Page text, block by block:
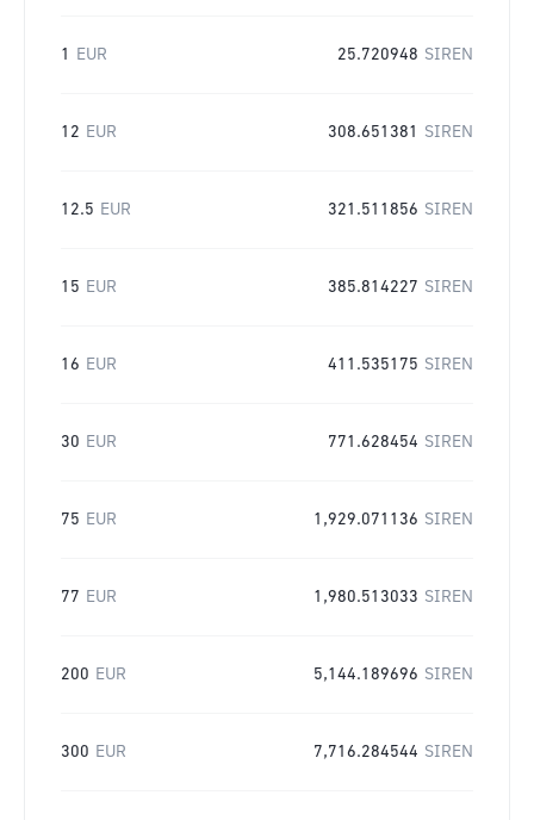
1 EUR 25.720948 SIREN
12 EUR 308.651381 SIREN
12.5 EUR 321.511856 SIREN
15 EUR 385.814227 SIREN
16 EUR 411.535175 SIREN
30 EUR 771.628454 SIREN
75 EUR 1,929.071136 SIREN
77 EUR 1,980.513033 SIREN
200 EUR 5,144.189696 SIREN
300 EUR 7,716.284544 SIREN